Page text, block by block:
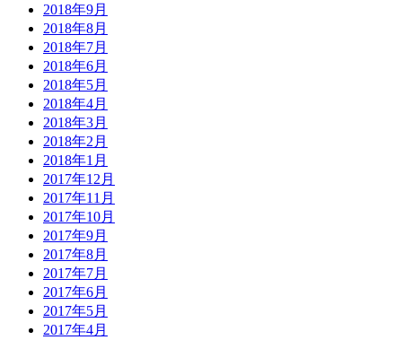
2018年9月
2018年8月
2018年7月
2018年6月
2018年5月
2018年4月
2018年3月
2018年2月
2018年1月
2017年12月
2017年11月
2017年10月
2017年9月
2017年8月
2017年7月
2017年6月
2017年5月
2017年4月